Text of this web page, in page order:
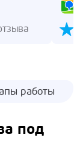
работы
под